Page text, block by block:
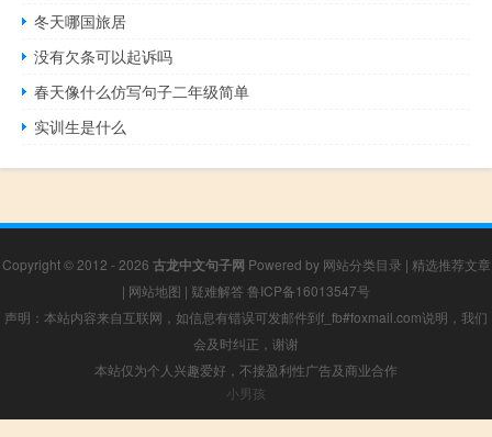
冬天哪国旅居
没有欠条可以起诉吗
春天像什么仿写句子二年级简单
实训生是什么
Copyright © 2012 - 2026 古龙中文句子网 Powered by 网站分类目录 | 精选推荐文章
| 网站地图 | 疑难解答 鲁ICP备16013547号
声明：本站内容来自互联网，如信息有错误可发邮件到f_fb#foxmail.com说明，我们
会及时纠正，谢谢
本站仅为个人兴趣爱好，不接盈利性广告及商业合作
小男孩